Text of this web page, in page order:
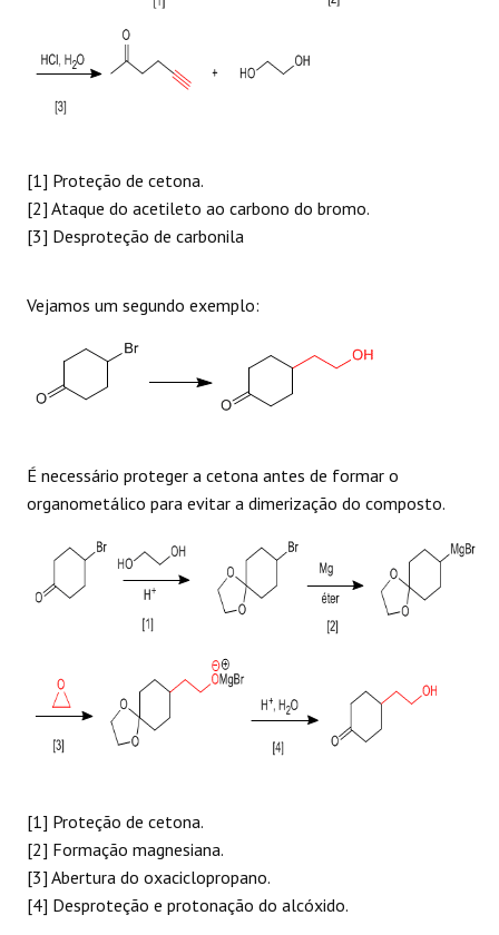
[1] Proteção de cetona.
[2] Ataque do acetileto ao carbono do bromo.
[3] Desproteção de carbonila
Vejamos um segundo exemplo:
É necessário proteger a cetona antes de formar o
organometálico para evitar a dimerização do composto.
[1] Proteção de cetona.
[2] Formação magnesiana.
[3] Abertura do oxaciclopropano.
[4] Desproteção e protonação do alcóxido.